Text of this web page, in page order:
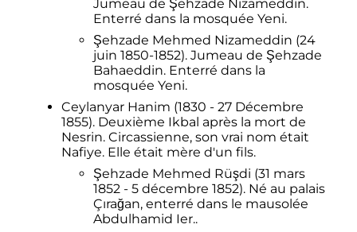
Jumeau de Şehzade Nizameddin.
Enterré dans la mosquée Yeni.
Şehzade Mehmed Nizameddin (24
juin 1850-1852). Jumeau de Şehzade
Bahaeddin. Enterré dans la
mosquée Yeni.
Ceylanyar Hanim (1830 - 27 Décembre
1855). Deuxième Ikbal après la mort de
Nesrin. Circassienne, son vrai nom était
Nafiye. Elle était mère d'un fils.
Şehzade Mehmed Rüşdi (31 mars
1852 - 5 décembre 1852). Né au palais
Çırağan, enterré dans le mausolée
Abdulhamid Ier..